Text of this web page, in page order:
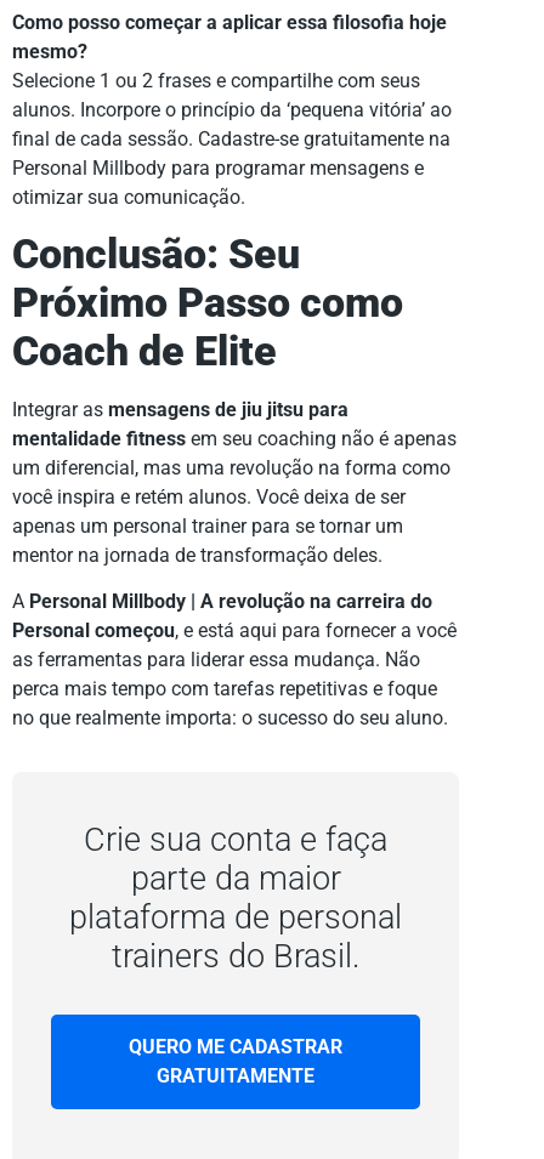
Como posso começar a aplicar essa filosofia hoje
mesmo?
Selecione 1 ou 2 frases e compartilhe com seus
alunos. Incorpore o princípio da ‘pequena vitória’ ao
final de cada sessão. Cadastre-se gratuitamente na
Personal Millbody para programar mensagens e
otimizar sua comunicação.
Conclusão: Seu
Próximo Passo como
Coach de Elite
Integrar as mensagens de jiu jitsu para
mentalidade fitness em seu coaching não é apenas
um diferencial, mas uma revolução na forma como
você inspira e retém alunos. Você deixa de ser
apenas um personal trainer para se tornar um
mentor na jornada de transformação deles.
A Personal Millbody | A revolução na carreira do
Personal começou, e está aqui para fornecer a você
as ferramentas para liderar essa mudança. Não
perca mais tempo com tarefas repetitivas e foque
no que realmente importa: o sucesso do seu aluno.
Crie sua conta e faça
parte da maior
plataforma de personal
trainers do Brasil.
QUERO ME CADASTRAR
GRATUITAMENTE